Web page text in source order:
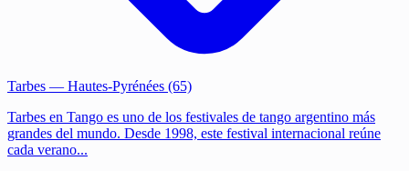
Tarbes — Hautes-Pyrénées (65)
Tarbes en Tango es uno de los festivales de tango argentino más
grandes del mundo. Desde 1998, este festival internacional reúne
cada verano...